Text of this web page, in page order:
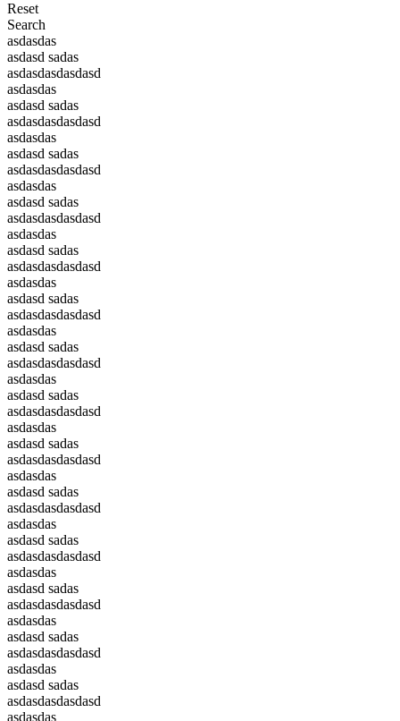
Reset
Search
asdasdas
asdasd sadas
asdasdasdasdasd
asdasdas
asdasd sadas
asdasdasdasdasd
asdasdas
asdasd sadas
asdasdasdasdasd
asdasdas
asdasd sadas
asdasdasdasdasd
asdasdas
asdasd sadas
asdasdasdasdasd
asdasdas
asdasd sadas
asdasdasdasdasd
asdasdas
asdasd sadas
asdasdasdasdasd
asdasdas
asdasd sadas
asdasdasdasdasd
asdasdas
asdasd sadas
asdasdasdasdasd
asdasdas
asdasd sadas
asdasdasdasdasd
asdasdas
asdasd sadas
asdasdasdasdasd
asdasdas
asdasd sadas
asdasdasdasdasd
asdasdas
asdasd sadas
asdasdasdasdasd
asdasdas
asdasd sadas
asdasdasdasdasd
asdasdas